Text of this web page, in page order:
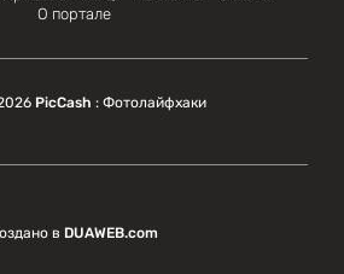
О портале
PicCash : Фотолайфхаки
в DUAWEB.com